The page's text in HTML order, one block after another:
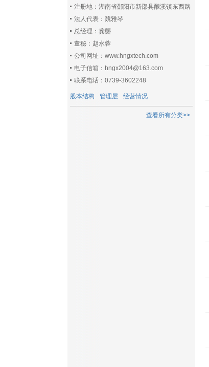
注册地：湖南省邵阳市新邵县酿溪镇东西路
法人代表：魏雅琴
总经理：龚龑
董秘：赵水蓉
公司网址：www.hngxtech.com
电子信箱：hngx2004@163.com
联系电话：0739-3602248
股本结构 管理层 经营情况
查看所有分类>>